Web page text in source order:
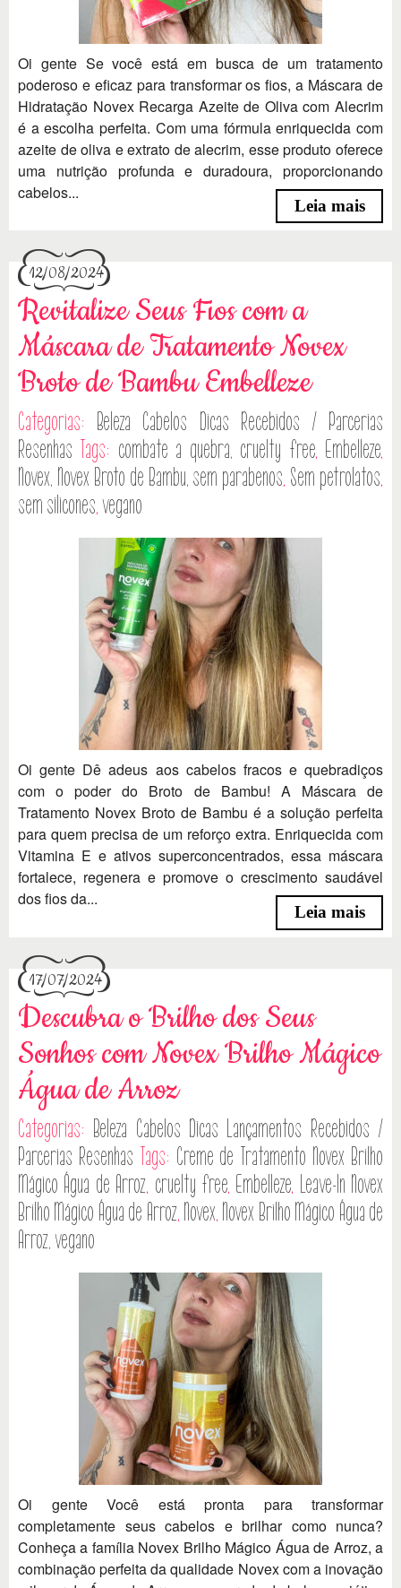
Oi gente Se você está em busca de um tratamento
poderoso e eficaz para transformar os fios, a Máscara de
Hidratação Novex Recarga Azeite de Oliva com Alecrim
é a escolha perfeita. Com uma fórmula enriquecida com
azeite de oliva e extrato de alecrim, esse produto oferece
uma nutrição profunda e duradoura, proporcionando
cabelos...
Leia mais
12/08/2024
Revitalize Seus Fios com a
Máscara de Tratamento Novex
Broto de Bambu Embelleze
Categorias: Beleza Cabelos Dicas Recebidos / Parcerias
Resenhas Tags: combate a quebra, cruelty free, Embelleze,
Novex, Novex Broto de Bambu, sem parabenos, Sem petrolatos,
sem silicones,vegano
Oi gente Dê adeus aos cabelos fracos e quebradiços
com o poder do Broto de Bambu! A Máscara de
Tratamento Novex Broto de Bambu é a solução perfeita
para quem precisa de um reforço extra. Enriquecida com
Vitamina E e ativos superconcentrados, essa máscara
fortalece, regenera e promove o crescimento saudável
dos fios da...
Leia mais
17/07/2024
Descubra o Brilho dos Seus
Sonhos com Novex Brilho Mágico
Água de Arroz
Categorias: Beleza Cabelos Dicas Lançamentos Recebidos /
Parcerias Resenhas Tags: Creme de Tratamento Novex Brilho
Mágico Água de Arroz, cruelty free, Embelleze, Leave-In Novex
Brilho Mágico Água de Arroz, Novex, Novex Brilho Mágico Água de
Arroz,vegano
Oi gente Você está pronta para transformar
completamente seus cabelos e brilhar como nunca?
Conheça a família Novex Brilho Mágico Água de Arroz, a
combinação perfeita da qualidade Novex com a inovação